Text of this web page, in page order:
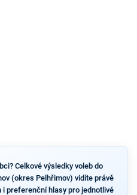
Celkové výsledky voleb do
(okres Pelhřimov) vidíte právě
preferenční hlasy pro jednotlivé